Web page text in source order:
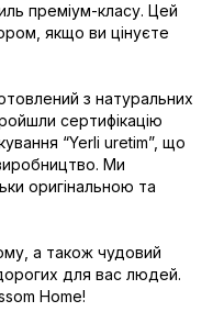
преміум-класу. Цей
якщо ви цінуєте
з натуральних
сертифікацію
“Yerli uretim”, що
Ми
оригінальною та
а також чудовий
для вас людей.
Home!